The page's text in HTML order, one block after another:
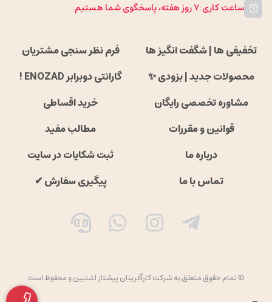
ساعت کاری:۷ روز هفته، پاسخگوی شما هستیم.
تخفیفی ها | شگفت انگیز ها
فرم نظر سنجی مشتریان
محصولات جدید | بزودی ✨
گارانتی دوبرابر ENOZAD !
مشاوره تخصصی رایگان
خرید اقساطی
قوانین و مقررات
مطالب مفید
درباره ما
ثبت شکایات در سایت
تماس با ما
پیگیری سفارش ✔
© تمام حقوق متعلق به شرکت کارآفرینان پیشتاز اشتبین و محفوظ است